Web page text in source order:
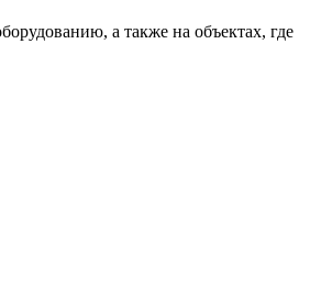
а также на объектах, где